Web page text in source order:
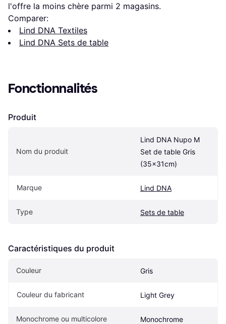
l'offre la moins chère parmi 2 magasins.
Comparer:
Lind DNA Textiles
Lind DNA Sets de table
Fonctionnalités
Produit
Nom du produit
Lind DNA Nupo M
Set de table Gris
(35x31cm)
Marque Lind DNA
Type Sets de table
Caractéristiques du produit
Couleur Gris
Couleur du fabricant Light Grey
Monochrome ou multicolore Monochrome